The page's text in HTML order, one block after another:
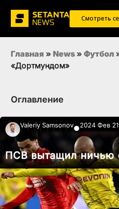
Смотреть
Главная » News » Футбол
«Дортмундом»
Оглавление
Valeriy Samsonov●2024 Фев
ПСВ вытащил ничью